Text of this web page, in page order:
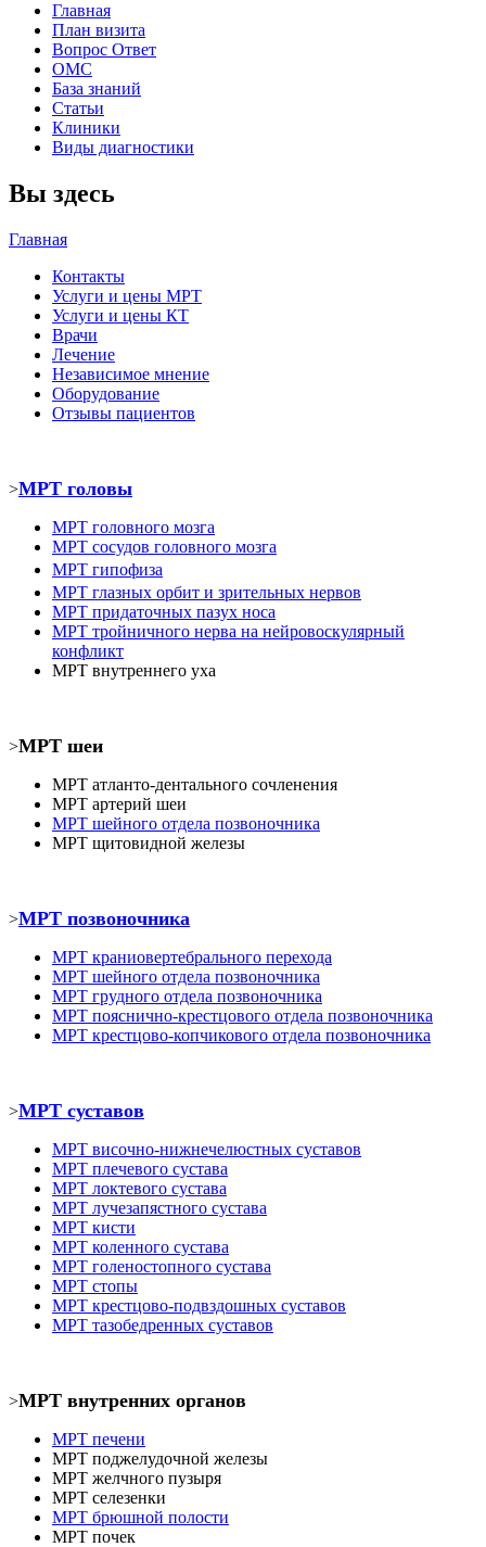
Главная
План визита
Вопрос Ответ
ОМС
База знаний
Статьи
Клиники
Виды диагностики
Вы здесь
Главная
Контакты
Услуги и цены МРТ
Услуги и цены КТ
Врачи
Лечение
Независимое мнение
Оборудование
Отзывы пациентов
>МРТ головы
МРТ головного мозга
МРТ сосудов головного мозга
МРТ гипофиза
МРТ глазных орбит и зрительных нервов
МРТ придаточных пазух носа
МРТ тройничного нерва на нейровоскулярный
конфликт
МРТ внутреннего уха
>МРТ шеи
МРТ атланто-дентального сочленения
МРТ артерий шеи
МРТ шейного отдела позвоночника
МРТ щитовидной железы
>МРТ позвоночника
МРТ краниовертебрального перехода
МРТ шейного отдела позвоночника
МРТ грудного отдела позвоночника
МРТ пояснично-крестцового отдела позвоночника
МРТ крестцово-копчикового отдела позвоночника
>МРТ суставов
МРТ височно-нижнечелюстных суставов
МРТ плечевого сустава
МРТ локтевого сустава
МРТ лучезапястного сустава
МРТ кисти
МРТ коленного сустава
МРТ голеностопного сустава
МРТ стопы
МРТ крестцово-подвздошных суставов
МРТ тазобедренных суставов
>МРТ внутренних органов
МРТ печени
МРТ поджелудочной железы
МРТ желчного пузыря
МРТ селезенки
МРТ брюшной полости
МРТ почек